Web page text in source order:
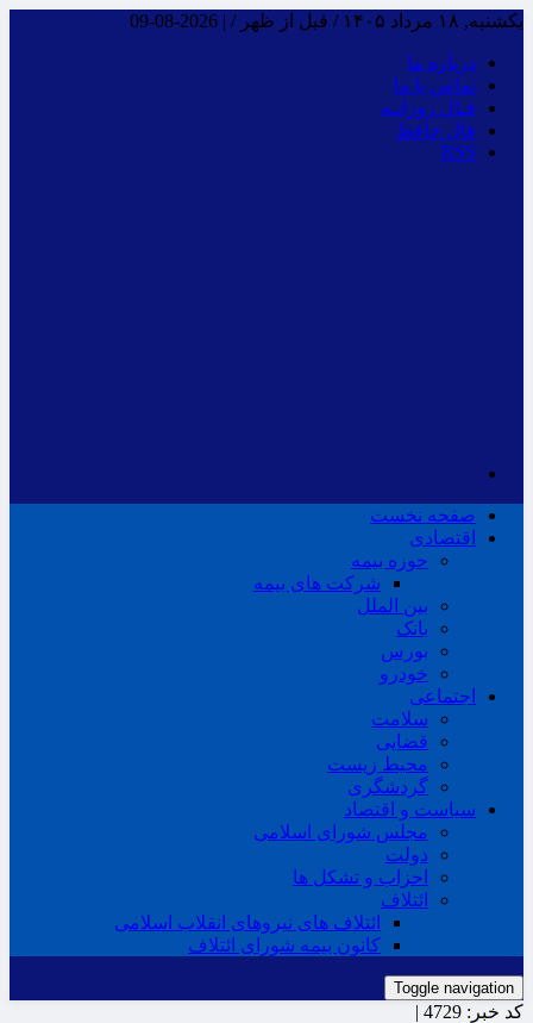
یکشنبه, ۱۸ مرداد ۱۴۰۵ / قبل از ظهر / |
2026-08-09
درباره ما
تماس با ما
فـال روزانـه
فال حافظ
RSS
صفحه نخست
اقتصادی
حوزه بیمه
شرکت های بیمه
بین الملل
بانک
بورس
خودرو
اجتماعی
سلامت
قضایی
محیط زیست
گردشگری
سیاست و اقتصاد
مجلس شورای اسلامی
دولت
احزاب و تشکل ها
ائتلاف
ائتلاف های نیروهای انقلاب اسلامی
کانون بیمه شورای ائتلاف
Toggle navigation
کد خبر: 4729 |